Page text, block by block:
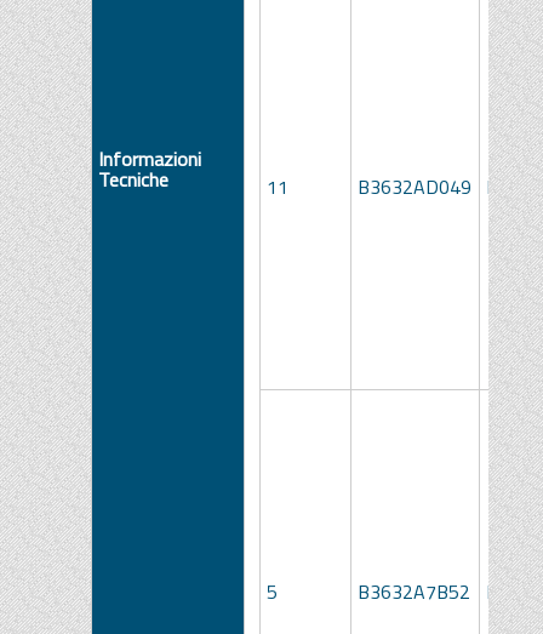
Informazioni
Tecniche 11 B3632AD049
5 B3632A7B52